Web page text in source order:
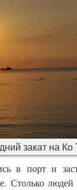
закат на Ко
в порт и
Столько людей